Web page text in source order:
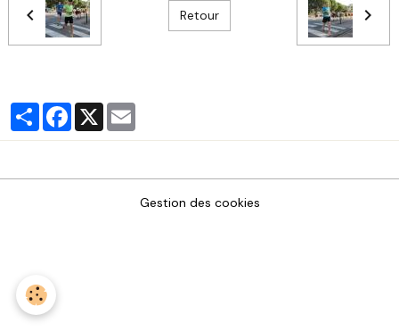
Retour
PartagerFacebook
X
Gestion des cookies